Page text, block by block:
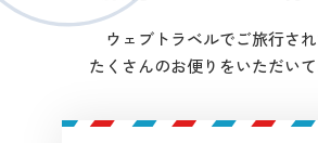
ウェブトラベルでご旅行さ
たくさんのお便りをいただいて